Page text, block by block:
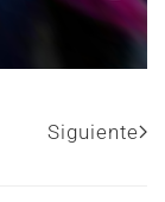
Siguiente